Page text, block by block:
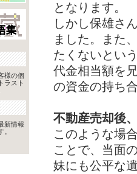
となります。
しかし保雄さ
ました。また
たくないとい
代金相当額を
の資金の持ち
不動産売却後
このような場
ことで、当面
妹にも公平な
様の個
ラスト
新情報
。